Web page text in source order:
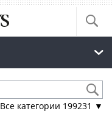
Все категории 199231 ▼